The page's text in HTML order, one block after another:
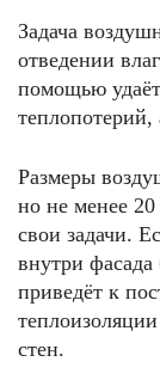
Задача
отведении
помощью
теплопотерий,
Размеры
но не менее
свои задачи.
внутри
приведёт к
стен.